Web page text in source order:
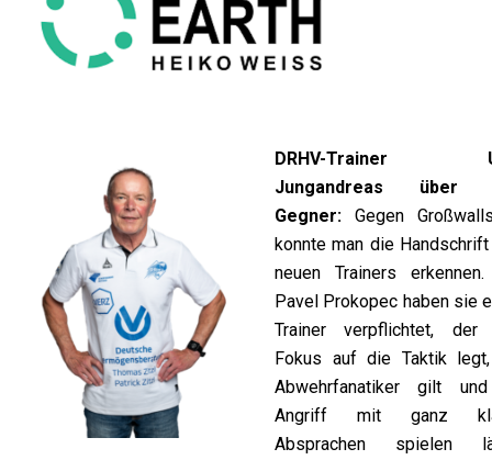
DRHV-Trainer
Jungandreas über
Gegner: Gegen
konnte man die
neuen Trainers
Pavel Prokopec haben sie
Trainer verpflichtet, der
Fokus auf die Taktik
Abwehrfanatiker gilt
Angriff mit ganz
Absprachen spielen